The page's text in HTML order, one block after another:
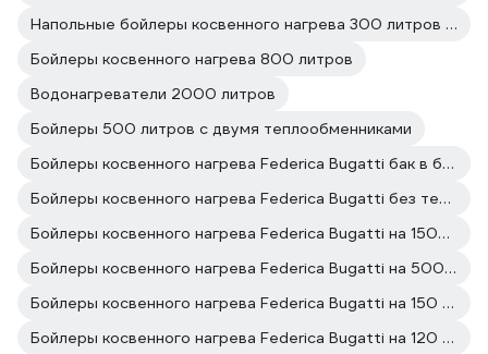
Напольные бойлеры косвенного нагрева 300 литров из нержавеющей стали
Бойлеры косвенного нагрева 800 литров
Водонагреватели 2000 литров
Бойлеры 500 литров с двумя теплообменниками
Бойлеры косвенного нагрева Federica Bugatti бак в баке
Бойлеры косвенного нагрева Federica Bugatti без теплообменника
Бойлеры косвенного нагрева Federica Bugatti на 1500 литров
Бойлеры косвенного нагрева Federica Bugatti на 500 литров
Бойлеры косвенного нагрева Federica Bugatti на 150 литров
Бойлеры косвенного нагрева Federica Bugatti на 120 литров